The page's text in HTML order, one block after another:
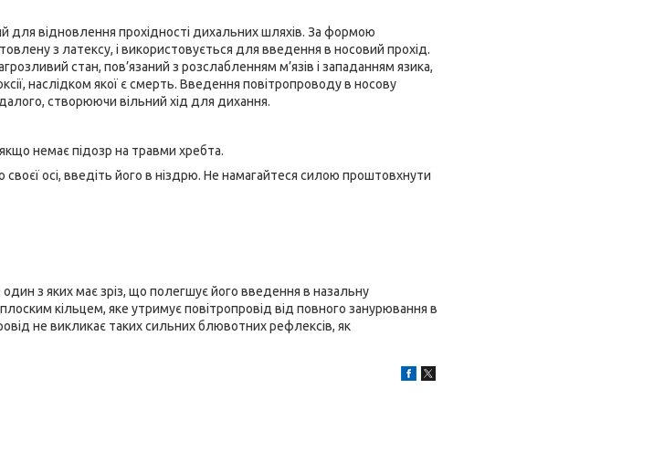
для відновлення прохідності дихальних шляхів. За формою
з латексу, і використовується для введення в носовий прохід.
стан, пов’язаний з розслабленням м’язів і западанням язика,
наслідком якої є смерть. Введення повітропроводу в носову
створюючи вільний хід для дихання.
немає підозр на травми хребта.
осі, введіть його в ніздрю. Не намагайтеся силою проштовхнути
один з яких має зріз, що полегшує його введення в назальну
кільцем, яке утримує повітропровід від повного занурювання в
не викликає таких сильних блювотних рефлексів, як